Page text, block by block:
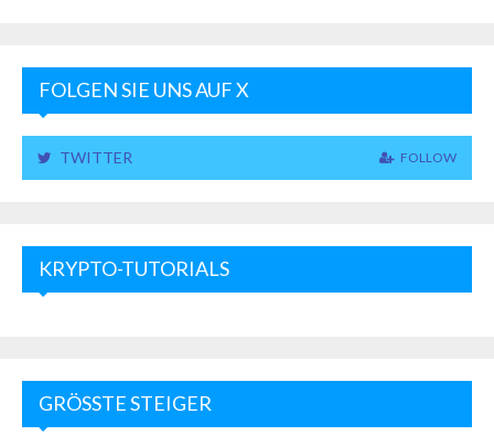
FOLGEN SIE UNS AUF X
TWITTER FOLLOW
KRYPTO-TUTORIALS
GRÖSSTE STEIGER